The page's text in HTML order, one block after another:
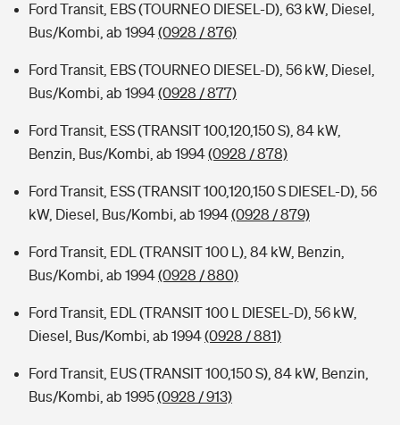
Ford Transit, EBS (TOURNEO DIESEL-D), 63 kW, Diesel,
Bus/Kombi, ab 1994(0928 / 876)
Ford Transit, EBS (TOURNEO DIESEL-D), 56 kW, Diesel,
Bus/Kombi, ab 1994(0928 / 877)
Ford Transit, ESS (TRANSIT 100,120,150 S), 84 kW,
Benzin, Bus/Kombi, ab 1994(0928 / 878)
Ford Transit, ESS (TRANSIT 100,120,150 S DIESEL-D), 56
kW, Diesel, Bus/Kombi, ab 1994(0928 / 879)
Ford Transit, EDL (TRANSIT 100 L), 84 kW, Benzin,
Bus/Kombi, ab 1994(0928 / 880)
Ford Transit, EDL (TRANSIT 100 L DIESEL-D), 56 kW,
Diesel, Bus/Kombi, ab 1994(0928 / 881)
Ford Transit, EUS (TRANSIT 100,150 S), 84 kW, Benzin,
Bus/Kombi, ab 1995(0928 / 913)